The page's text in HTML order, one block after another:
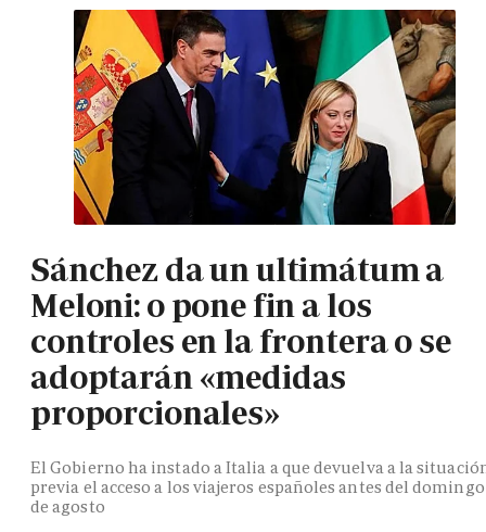
Sánchez da un ultimátum a
Meloni: o pone fin a los
controles en la frontera o se
adoptarán «medidas
proporcionales»
El Gobierno ha instado a Italia a que devuelva a la
previa el acceso a los viajeros españoles antes del domingo
de agosto